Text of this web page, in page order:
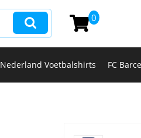
Winkelwagen
0
Nederland Voetbalshirts FC